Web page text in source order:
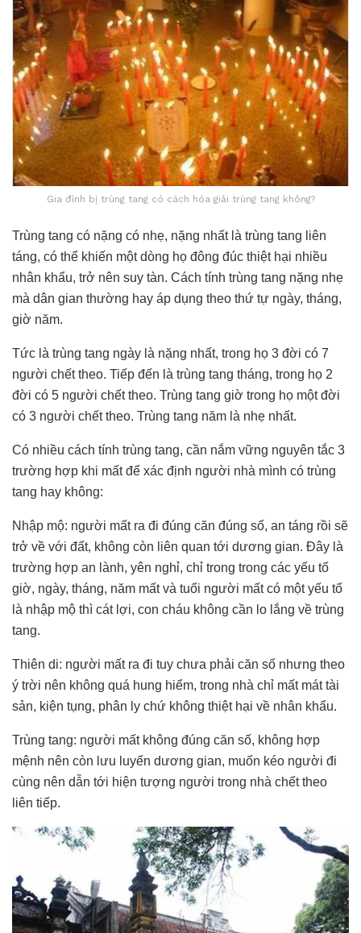
Gia đình bị trùng tang có cách hóa giải trùng tang không?
Trùng tang có nặng có nhẹ, nặng nhất là trùng tang liên
táng, có thể khiến một dòng họ đông đúc thiệt hại nhiều
nhân khẩu, trở nên suy tàn. Cách tính trùng tang nặng nhẹ
mà dân gian thường hay áp dụng theo thứ tự ngày, tháng,
giờ năm.
Tức là trùng tang ngày là nặng nhất, trong họ 3 đời có 7
người chết theo. Tiếp đến là trùng tang tháng, trong họ 2
đời có 5 người chết theo. Trùng tang giờ trong họ một đời
có 3 người chết theo. Trùng tang năm là nhẹ nhất.
Có nhiều cách tính trùng tang, cần nắm vững nguyên tắc 3
trường hợp khi mất để xác định người nhà mình có trùng
tang hay không:
Nhập mộ: người mất ra đi đúng căn đúng số, an táng rồi sẽ
trở về với đất, không còn liên quan tới dương gian. Đây là
trường hợp an lành, yên nghỉ, chỉ trong trong các yếu tố
giờ, ngày, tháng, năm mất và tuổi người mất có một yếu tố
là nhập mộ thì cát lợi, con cháu không cần lo lắng về trùng
tang.
Thiên di: người mất ra đi tuy chưa phải căn số nhưng theo
ý trời nên không quá hung hiểm, trong nhà chỉ mất mát tài
sản, kiện tụng, phân ly chứ không thiệt hại về nhân khẩu.
Trùng tang: người mất không đúng căn số, không hợp
mệnh nên còn lưu luyến dương gian, muốn kéo người đi
cùng nên dẫn tới hiện tượng người trong nhà chết theo
liên tiếp.